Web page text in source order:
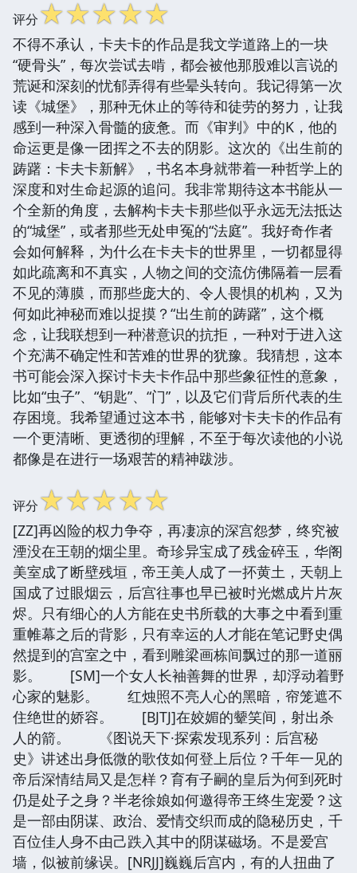
评分☆☆☆☆☆
不得不承认，卡夫卡的作品是我文学道路上的一块
“硬骨头”，每次尝试去啃，都会被他那股难以言说的
荒诞和深刻的忧郁弄得有些晕头转向。我记得第一次
读《城堡》，那种无休止的等待和徒劳的努力，让我
感到一种深入骨髓的疲惫。而《审判》中的K，他的
命运更是像一团挥之不去的阴影。这次的《出生前的
踌躇：卡夫卡新解》，书名本身就带着一种哲学上的
深度和对生命起源的追问。我非常期待这本书能从一
个全新的角度，去解构卡夫卡那些似乎永远无法抵达
的“城堡”，或者那些无处申冤的“法庭”。我好奇作者
会如何解释，为什么在卡夫卡的世界里，一切都显得
如此疏离和不真实，人物之间的交流仿佛隔着一层看
不见的薄膜，而那些庞大的、令人畏惧的机构，又为
何如此神秘而难以捉摸？“出生前的踌躇”，这个概
念，让我联想到一种潜意识的抗拒，一种对于进入这
个充满不确定性和苦难的世界的犹豫。我猜想，这本
书可能会深入探讨卡夫卡作品中那些象征性的意象，
比如“虫子”、“钥匙”、“门”，以及它们背后所代表的生
存困境。我希望通过这本书，能够对卡夫卡的作品有
一个更清晰、更透彻的理解，不至于每次读他的小说
都像是在进行一场艰苦的精神跋涉。
评分☆☆☆☆☆
[ZZ]再凶险的权力争夺，再凄凉的深宫怨梦，终究被
湮没在王朝的烟尘里。奇珍异宝成了残金碎玉，华阁
美室成了断壁残垣，帝王美人成了一抔黄土，天朝上
国成了过眼烟云，后宫往事也早已被时光燃成片片灰
烬。只有细心的人方能在史书所载的大事之中看到重
重帷幕之后的背影，只有幸运的人才能在笔记野史偶
然提到的宫室之中，看到雕梁画栋间飘过的那一道丽
影。 [SM]一个女人长袖善舞的世界，却浮动着野
心家的魅影。 红烛照不亮人心的黑暗，帘笼遮不
住绝世的娇容。 [BJTJ]在姣媚的颦笑间，射出杀
人的箭。 《图说天下·探索发现系列：后宫秘
史》讲述出身低微的歌伎如何登上后位？千年一见的
帝后深情结局又是怎样？育有子嗣的皇后为何到死时
仍是处子之身？半老徐娘如何邀得帝王终生宠爱？这
是一部由阴谋、政治、爱情交织而成的隐秘历史，千
百位佳人身不由己跌入其中的阴谋磁场。不是爱宫
墙，似被前缘误。[NRJJ]巍巍后宫内，有的人扭曲了